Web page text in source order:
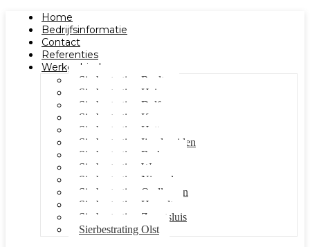
Home
Bedrijfsinformatie
Contact
Referenties
Werkgebied
Sierbestrating Raalte
Sierbestrating Heino
Sierbestrating Dalfsen
Sierbestrating Kampen
Sierbestrating Hattem
Sierbestrating Ijsselmuiden
Sierbestrating Berkum
Sierbestrating Wezep
Sierbestrating Nieuwleusen
Sierbestrating Oudleusen
Sierbestrating Hasselt
Sierbestrating Zwartsluis
Sierbestrating Olst